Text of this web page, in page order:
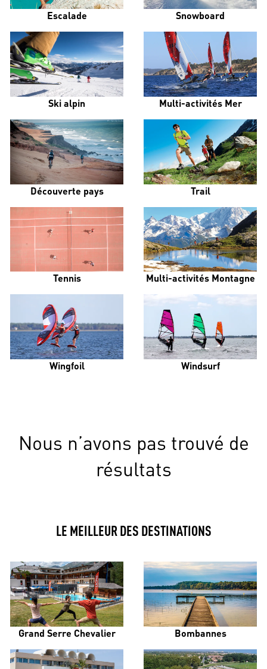
Escalade Snowboard
Ski alpin Multi-activités Mer
Découverte pays Trail
Tennis Multi-activités Montagne
Wingfoil Windsurf
Nous n’avons pas trouvé de
résultats
LE MEILLEUR DES DESTINATIONS
Grand Serre Chevalier Bombannes